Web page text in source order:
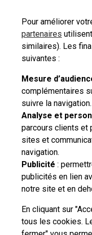
Pour améliorer
partenaires
similaires). Les
suivantes :
Mesure
complémentaires
suivre la navigation.
Analyse et
parcours clients et
sites et
navigation.
Publicité :
publicités en lien
notre site et en
En cliquant sur
tous les cookies.
Ceci peut
Qu'est ce que
Besoin
Vous n'avez pas
vous souhaitez